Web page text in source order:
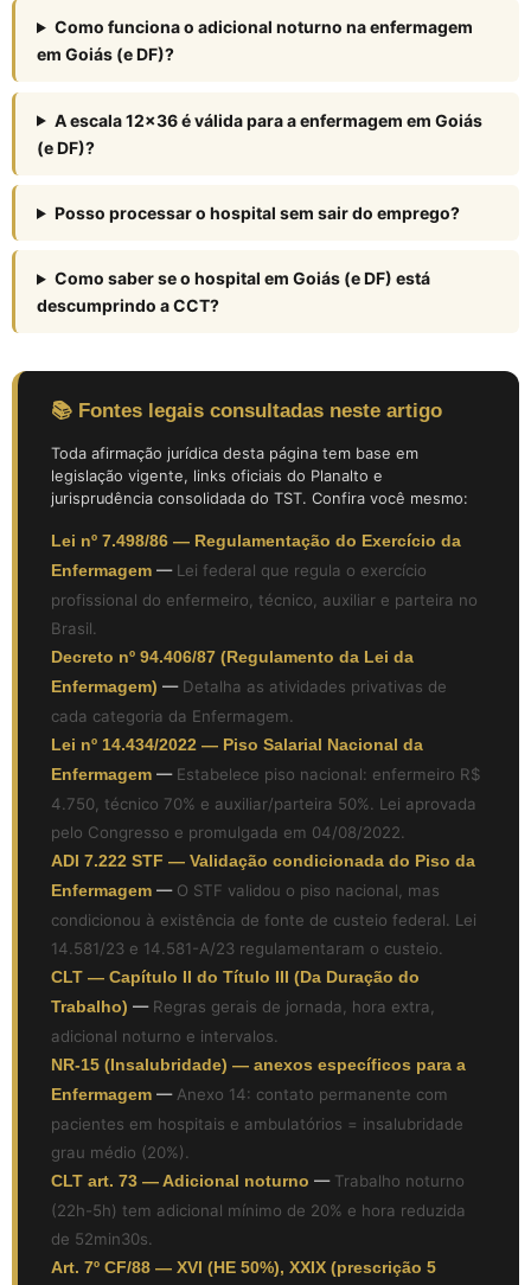
Como funciona o adicional noturno na enfermagem
em Goiás (e DF)?
A escala 12×36 é válida para a enfermagem em Goiás
(e DF)?
Posso processar o hospital sem sair do emprego?
Como saber se o hospital em Goiás (e DF) está
descumprindo a CCT?
📚 Fontes legais consultadas neste artigo
Toda afirmação jurídica desta página tem base em
legislação vigente, links oficiais do Planalto e
jurisprudência consolidada do TST. Confira você mesmo:
Lei nº 7.498/86 — Regulamentação do Exercício da
Enfermagem — Lei federal que regula o exercício
profissional do enfermeiro, técnico, auxiliar e parteira no
Brasil.
Decreto nº 94.406/87 (Regulamento da Lei da
Enfermagem) — Detalha as atividades privativas de
cada categoria da Enfermagem.
Lei nº 14.434/2022 — Piso Salarial Nacional da
Enfermagem — Estabelece piso nacional: enfermeiro R$
4.750, técnico 70% e auxiliar/parteira 50%. Lei aprovada
pelo Congresso e promulgada em 04/08/2022.
ADI 7.222 STF — Validação condicionada do Piso da
Enfermagem — O STF validou o piso nacional, mas
condicionou à existência de fonte de custeio federal. Lei
14.581/23 e 14.581-A/23 regulamentaram o custeio.
CLT — Capítulo II do Título III (Da Duração do
Trabalho) — Regras gerais de jornada, hora extra,
adicional noturno e intervalos.
NR-15 (Insalubridade) — anexos específicos para a
Enfermagem —Anexo 14: contato permanente com
pacientes em hospitais e ambulatórios = insalubridade
grau médio (20%).
CLT art. 73 — Adicional noturno — Trabalho noturno
(22h-5h) tem adicional mínimo de 20% e hora reduzida
de 52min30s.
Art. 7º CF/88 — XVI (HE 50%), XXIX (prescrição 5